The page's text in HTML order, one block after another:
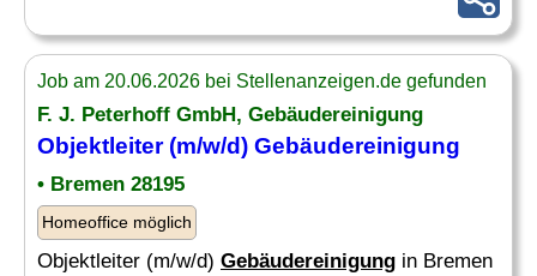
Job am 20.06.2026 bei Stellenanzeigen.de gefunden
F. J. Peterhoff GmbH, Gebäudereinigung
Objektleiter (m/w/d) Gebäudereinigung
• Bremen 28195
Homeoffice möglich
Objektleiter (m/w/d) Gebäudereinigung in Bremen